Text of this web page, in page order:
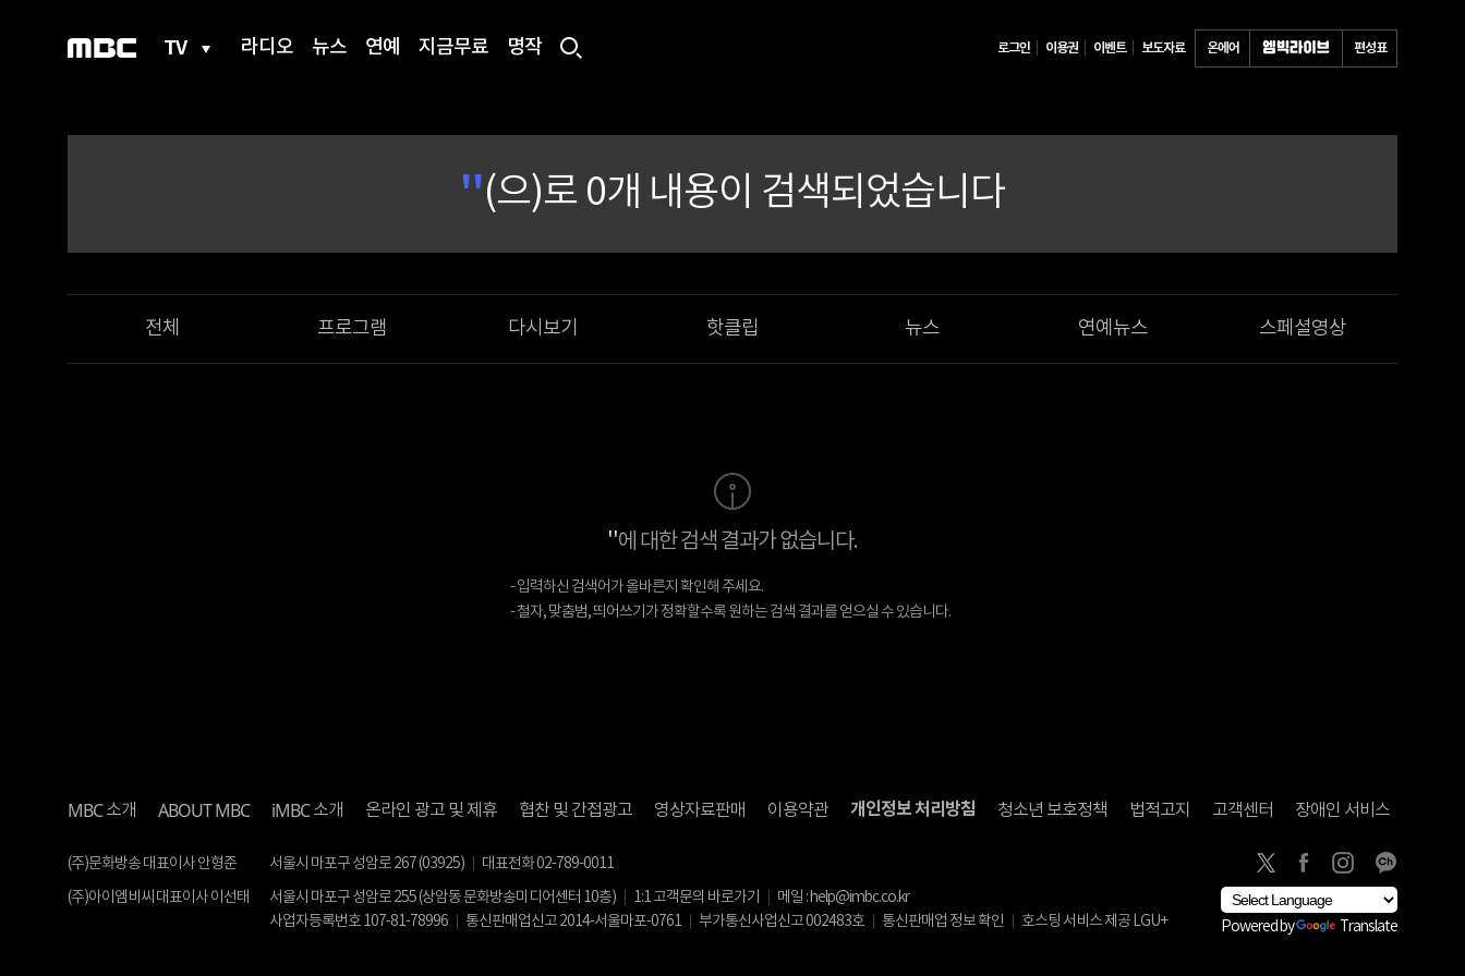
TV 라디오 뉴스 연예 지금무료 명작 로그인 이용권 이벤트 보도자료 온에어 편성표
''(으)로 0개 내용이 검색되었습니다
전체 프로그램 다시보기 핫클립 뉴스 연예뉴스 스페셜영상
''에 대한 검색 결과가 없습니다.
- 입력하신 검색어가 올바른지 확인해 주세요.
- 철자, 맞춤범, 띄어쓰기가 정확할수록 원하는 검색 결과를 얻으실 수 있습니다.
MBC소개 ABOUT MBC iMBC소개 온라인 광고 및 제휴 협찬 및 간접광고 영상자료판매 이용약관 개인정보 처리방침 청소년 보호정책 법적고지 고객센터 장애인 서비스
(주)문화방송 대표이사 안형준 서울시 마포구 성암로 267 (03925)
대표전화 02-789-0011
(주)아이엠비씨 대표이사 이선태
서울시 마포구 성암로 255 (상암동 문화방송미디어센터 10층) 1:1 고객문의 바로가기
메일 : help@imbc.co.kr
사업자등록번호 107-81-78996
통신판매업신고 2014-서울마포-0761 부가통신사업신고 002483호 통신판매업 정보 확인 호스팅 서비스 제공 LGU+ Powered by Translate